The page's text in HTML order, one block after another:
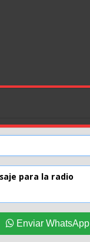
Enviar WhatsApp